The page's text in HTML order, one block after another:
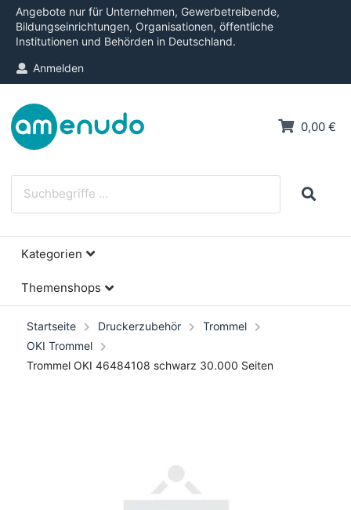
Angebote nur für Unternehmen, Gewerbetreibende,
Bildungseinrichtungen, Organisationen, öffentliche
Institutionen und Behörden in Deutschland.
Anmelden
0,00 €
Kategorien
Themenshops
Startseite Druckerzubehör
Trommel
OKI Trommel
Trommel OKI 46484108 schwarz 30.000 Seiten